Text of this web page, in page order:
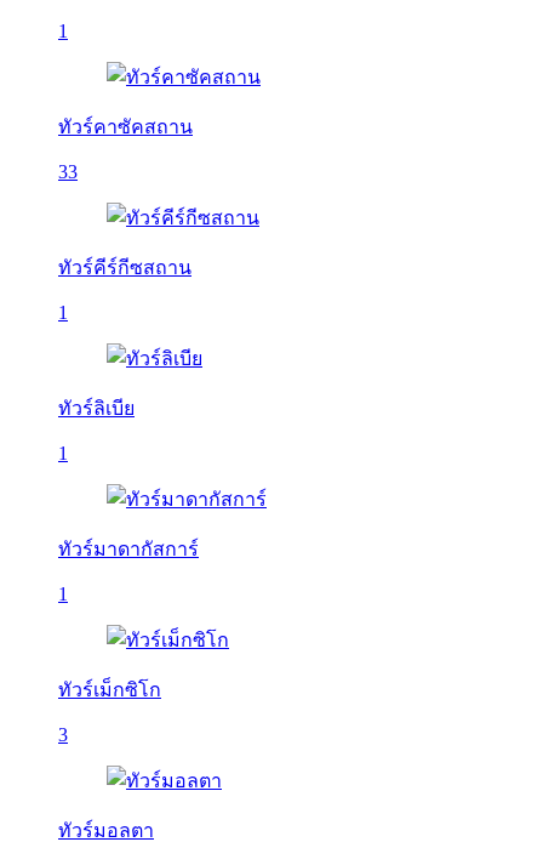
1
ทัวร์คาซัคสถาน
33
ทัวร์คีร์กีซสถาน
1
ทัวร์ลิเบีย
1
ทัวร์มาดากัสการ์
1
ทัวร์เม็กซิโก
3
ทัวร์มอลตา